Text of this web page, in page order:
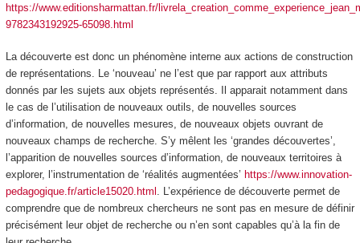
https://www.editionsharmattan.fr/
9782343192925-65098.html
La découverte est donc un phénomène interne aux actions de construction
de représentations. Le ‘nouveau’ ne l’est que par rapport aux attributs
donnés par les sujets aux objets représentés. Il apparait notamment dans
le cas de l’utilisation de nouveaux outils, de nouvelles sources
d’information, de nouvelles mesures, de nouveaux objets ouvrant de
nouveaux champs de recherche. S’y mêlent les ‘grandes découvertes’,
l’apparition de nouvelles sources d’information, de nouveaux territoires à
explorer, l’instrumentation de ‘réalités augmentées’ https://www.innovation-
pedagogique.fr/article15020.html . L’expérience de découverte permet de
comprendre que de nombreux chercheurs ne sont pas en mesure de définir
précisément leur objet de recherche ou n’en sont capables qu’à la fin de